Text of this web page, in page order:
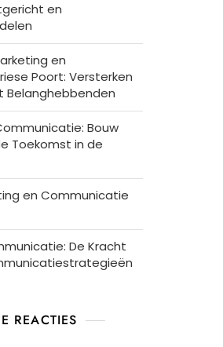
en
en
Poort: Versterken
Belanghebbenden
Bouw
Toekomst in de
en Communicatie
De Kracht
REACTIES